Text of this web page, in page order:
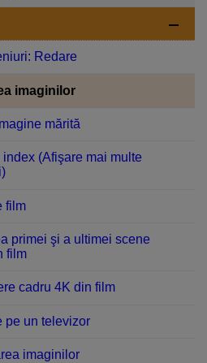
Redare
imaginilor
mărită
index (Afişare mai multe
film
primei şi a ultimei scene
film
cadru 4K din film
pe un televizor
imaginilor